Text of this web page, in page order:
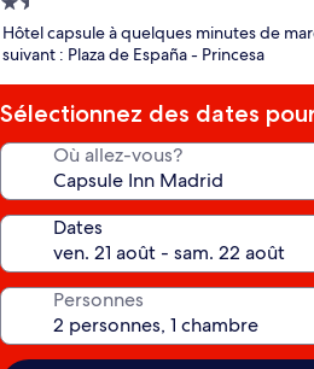
1.5 étoile
Hôtel capsule à quelques minutes de
suivant : Plaza de España - Princesa
Sélectionnez des dates
Où allez-vous?
Dates
Personnes